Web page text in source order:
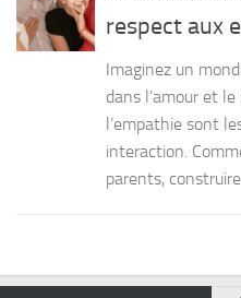
respect aux
Imaginez un
dans l’amour et
l’empathie sont
interaction.
parents,